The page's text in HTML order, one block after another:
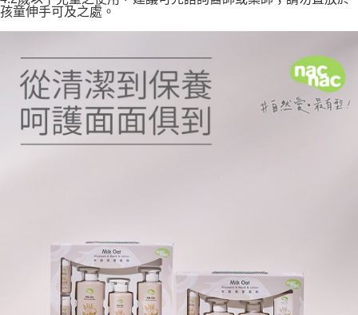
孩童伸手可及之處。